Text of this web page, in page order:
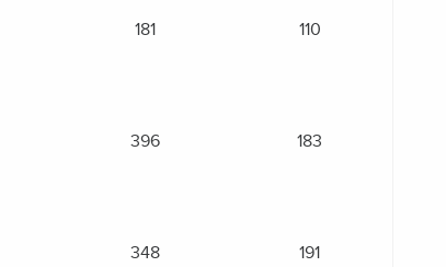
181 110
396 183
348 191